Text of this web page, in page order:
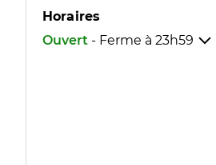
Horaires
Ouvert - Ferme à 23h59